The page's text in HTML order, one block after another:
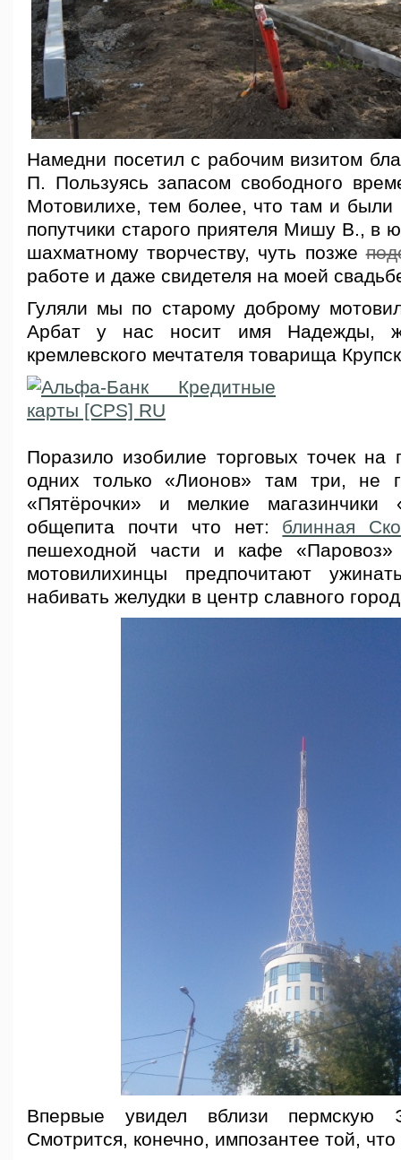
Намедни посетил с рабочим визитом
П. Пользуясь запасом свободного
Мотовилихе, тем более, что там и были
попутчики старого приятеля Мишу В., в
шахматному творчеству, чуть позже
работе и даже свидетеля на моей
Гуляли мы по старому доброму
Арбат у нас носит имя Надежды,
кремлевского мечтателя товарища
Поразило изобилие торговых точек на
одних только «Лионов» там три, не
«Пятёрочки» и мелкие
общепита почти что нет: блинная
пешеходной части и кафе
мотовилихинцы предпочитают
набивать желудки в центр славного
Впервые увидел вблизи пермскую
Смотрится, конечно, импозантее той,